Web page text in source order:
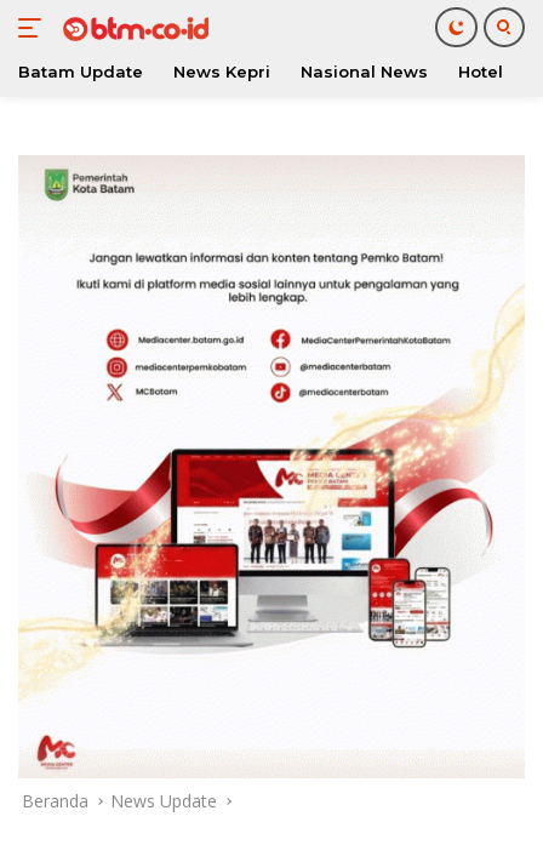
konten
Batam Update News Kepri Nasional News Hotel
Beranda News Update